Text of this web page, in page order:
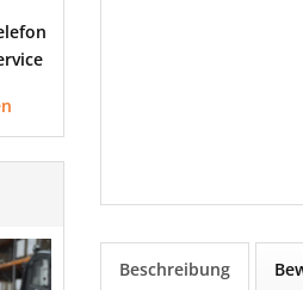
Beschreibung